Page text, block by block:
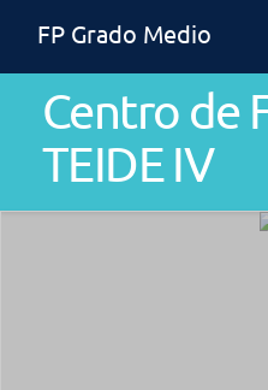
FP Grado Medio
Centro de
TEIDE IV